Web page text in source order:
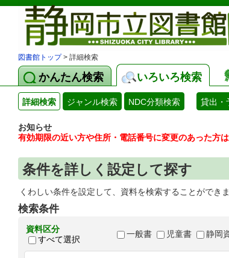
図書館トップ> 詳細検索
かんたん検索 いろいろ検索
詳細検索 ジャンル検索 NDC分類検索 貸出・
お知らせ
有効期限の近い方や住所・電話番号に変更のあった方は
条件を詳しく設定して探す
くわしい条件を設定して、資料を検索することができま
検索条件
資料区分
すべて選択
一般書 児童書 静岡